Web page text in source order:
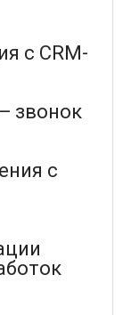
по
в
и
и
с CRM-
звонок
с